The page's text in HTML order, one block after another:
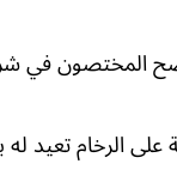
وضح المختصون في
الرخام تعيد له